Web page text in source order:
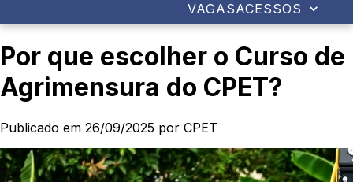
VAGASACESSOS
Por que escolher o Curso de
Agrimensura do CPET?
Publicado em 26/09/2025 por CPET